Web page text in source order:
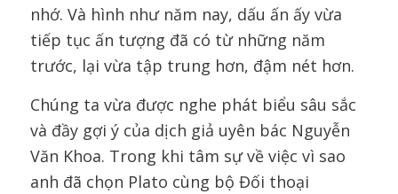
nhớ. Và hình như năm nay, dấu ấn ấy vừa
tiếp tục ấn tượng đã có từ những năm
trước, lại vừa tập trung hơn, đậm nét hơn.
Chúng ta vừa được nghe phát biểu sâu sắc
và đầy gợi ý của dịch giả uyên bác Nguyễn
Văn Khoa. Trong khi tâm sự về việc vì sao
anh đã chọn Plato cùng bộ Đối thoại